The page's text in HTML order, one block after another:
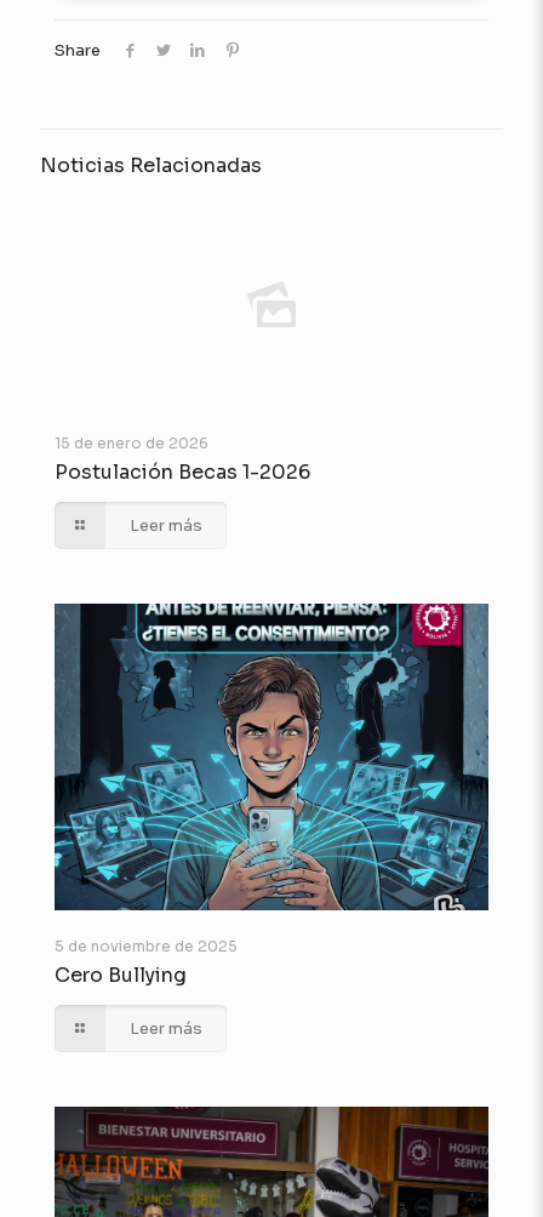
Share
Noticias Relacionadas
15 de enero de 2026
Postulación Becas 1-2026
Leer más
5 de noviembre de 2025
Cero Bullying
Leer más